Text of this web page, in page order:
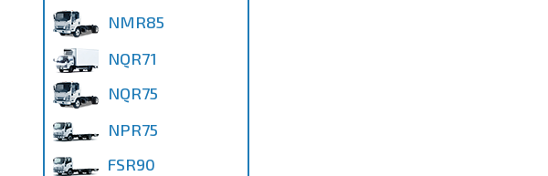
NMR85
NQR71
NQR75
NPR75
FSR90